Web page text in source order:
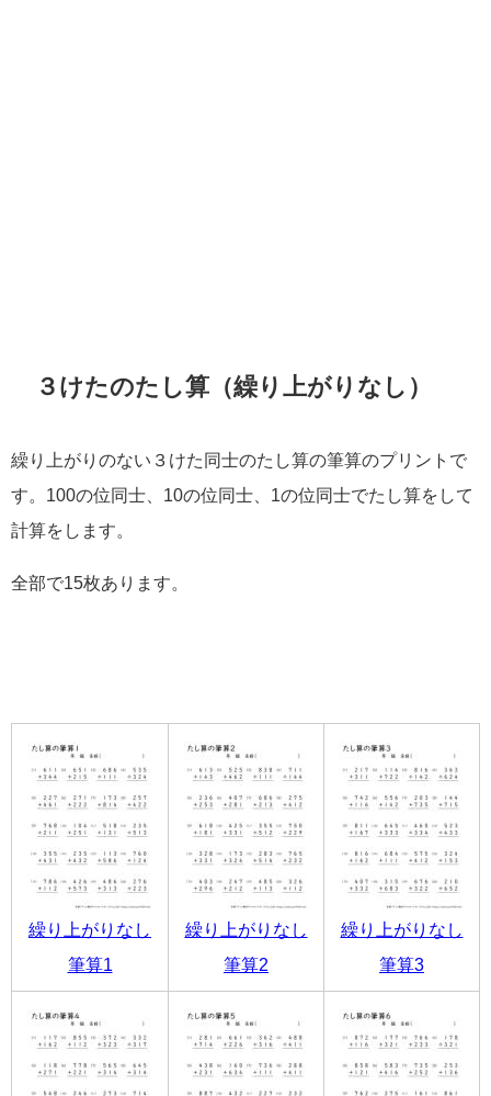
３けたのたし算（繰り上がりなし）
繰り上がりのない３けた同士のたし算の筆算のプリントで
す。100の位同士、10の位同士、1の位同士でたし算をして
計算をします。
全部で15枚あります。
繰り上がりなし
筆算1
繰り上がりなし
筆算2
繰り上がりなし
筆算3